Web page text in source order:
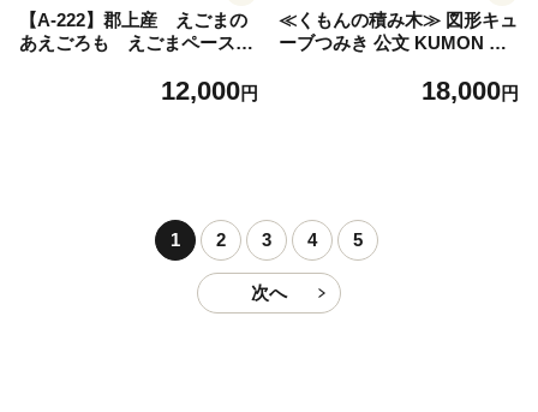
【A-222】郡上産 えごまの
あえごろも えごまペースト
12,000円
≪くもんの積み木≫ 図形キュ
ーブつみき 公文 KUMON つ
プレゼント 日本製 国産 図形
18,000円
1 2 3 4 5
次へ